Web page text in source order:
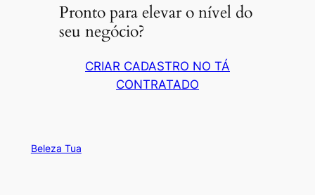
Pronto para elevar o nível do
seu negócio?
CRIAR CADASTRO NO TÁ
CONTRATADO
Beleza Tua